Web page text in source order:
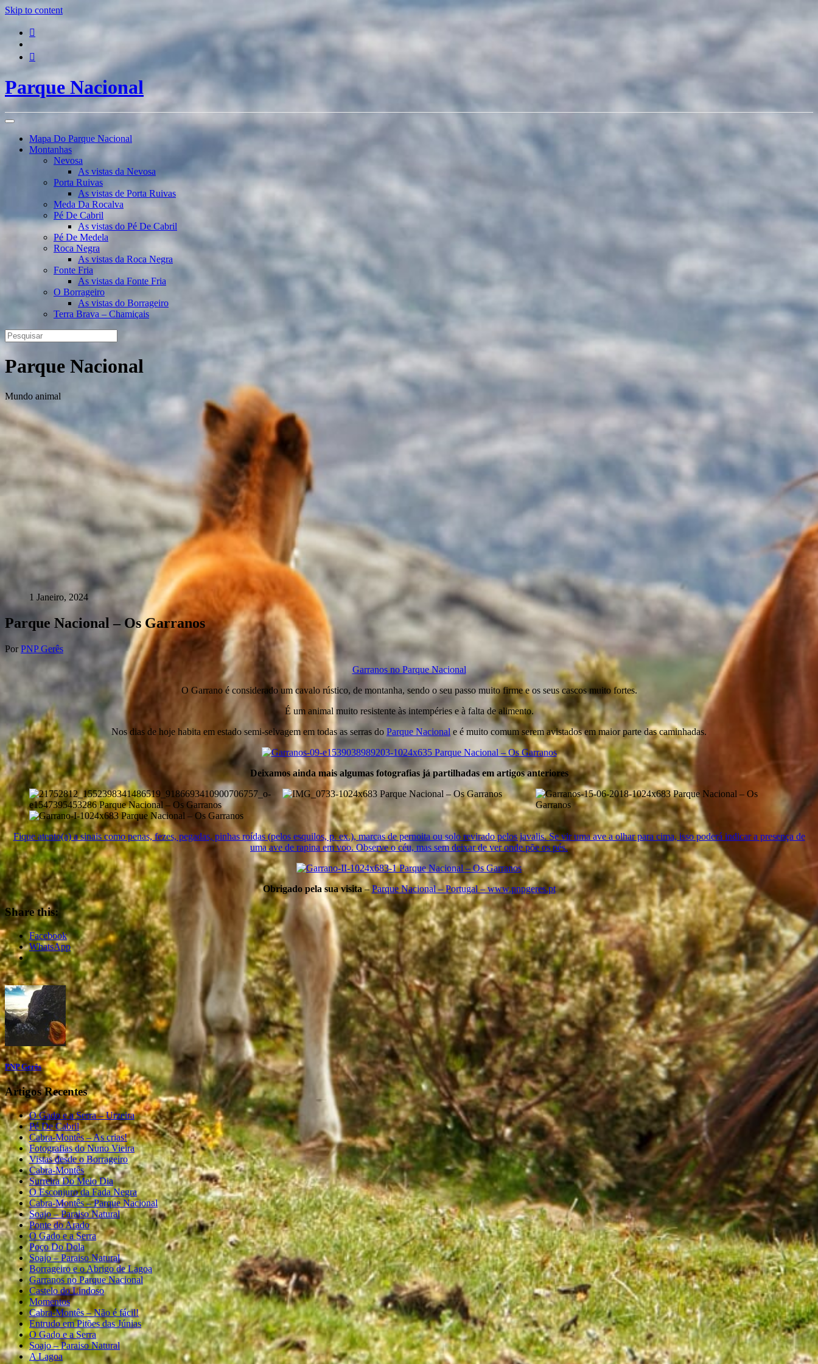
Skip to content
Parque Nacional
Mapa Do Parque Nacional
Montanhas
Nevosa
As vistas da Nevosa
Porta Ruivas
As vistas de Porta Ruivas
Meda Da Rocalva
Pé De Cabril
As vistas do Pé De Cabril
Pé De Medela
Roca Negra
As vistas da Roca Negra
Fonte Fria
As vistas da Fonte Fria
O Borrageiro
As vistas do Borrageiro
Terra Brava – Chamiçais
Parque Nacional
Mundo animal
1 Janeiro, 2024
Parque Nacional – Os Garranos
PorPNP Gerês
Garranos no Parque Nacional
O Garrano é considerado um cavalo rústico, de montanha, sendo o seu passo muito firme e os seus cascos muito fortes.
É um animal muito resistente às intempéries e à falta de alimento.
Nos dias de hoje habita em estado semi-selvagem em todas as serras do Parque Nacional e é muito comum serem avistados em maior parte das caminhadas.
Deixamos ainda mais algumas fotografias já partilhadas em artigos anteriores
Fique atento(a) a sinais como penas, fezes, pegadas, pinhas roídas (pelos esquilos, p. ex.), marcas de pernoita ou solo revirado pelos javalis. Se vir uma ave a olhar para cima, isso poderá indicar a presença de
uma ave de rapina em voo. Observe o céu, mas sem deixar de ver onde põe os pés.
Obrigado pela sua visita– Parque Nacional – Portugal – www.pnpgeres.pt
Share this:
Facebook
WhatsApp
PNP Gerês
Artigos Recentes
O Gado e a Serra – Urzeira
Pé De Cabril
Cabra-Montês – As crias!
Fotografias do Nuno Vieira
Vistas desde o Borrageiro
Cabra-Montês
Surreira Do Meio Dia
O Esconjuro da Fada Negra
Cabra-Montês – Parque Nacional
Soajo – Paraiso Natural
Ponte do Arado
O Gado e a Serra
Poço Do Dola
Soajo – Paraiso Natural
Borrageiro e o Abrigo de Lagoa
Garranos no Parque Nacional
Castelo do Lindoso
Momentos
Cabra-Montês – Não é fácil!
Entrudo em Pitões das Júnias
O Gado e a Serra
Soajo – Paraiso Natural
A Lagoa